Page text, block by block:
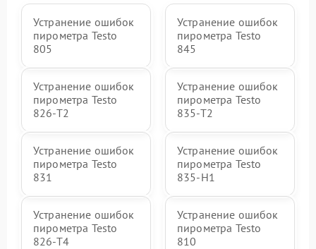
Устранение ошибок
пирометра Testo
805
Устранение ошибок
пирометра Testo
845
Устранение ошибок
пирометра Testo
826-T2
Устранение ошибок
пирометра Testo
835-T2
Устранение ошибок
пирометра Testo
831
Устранение ошибок
пирометра Testo
835-H1
Устранение ошибок
пирометра Testo
826-T4
Устранение ошибок
пирометра Testo
810